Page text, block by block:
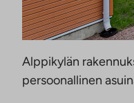
Alppikylän
persoonallinen